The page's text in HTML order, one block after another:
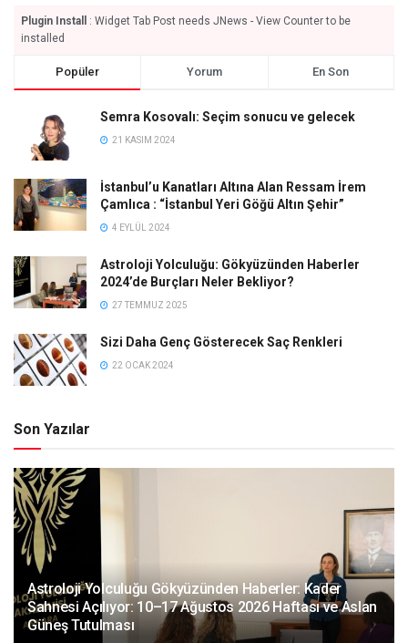
Plugin Install
: Widget Tab Post needs JNews - View Counter to be
installed
Popüler Yorum En Son
Semra Kosovalı: Seçim sonucu ve gelecek
21 KASIM 2024
İstanbul’u Kanatları Altına Alan Ressam İrem
Çamlıca : “İstanbul Yeri Göğü Altın Şehir”
4 EYLÜL 2024
Astroloji Yolculuğu: Gökyüzünden Haberler
2024’de Burçları Neler Bekliyor?
27 TEMMUZ 2025
Sizi Daha Genç Gösterecek Saç Renkleri
22 OCAK 2024
Son Yazılar
Astroloji Yolculuğu Gökyüzünden Haberler: Kader
Sahnesi Açılıyor: 10–17 Ağustos 2026 Haftası ve Aslan
Güneş Tutulması